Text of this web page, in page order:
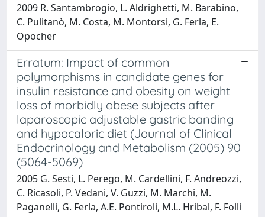
2009 R. Santambrogio, L. Aldrighetti, M. Barabino,
C. Pulitanò, M. Costa, M. Montorsi, G. Ferla, E.
Opocher
Erratum: Impact of common
polymorphisms in candidate genes for
insulin resistance and obesity on weight
loss of morbidly obese subjects after
laparoscopic adjustable gastric banding
and hypocaloric diet (Journal of Clinical
Endocrinology and Metabolism (2005) 90
(5064-5069)
2005 G. Sesti, L. Perego, M. Cardellini, F. Andreozzi,
C. Ricasoli, P. Vedani, V. Guzzi, M. Marchi, M.
Paganelli, G. Ferla, A.E. Pontiroli, M.L. Hribal, F. Folli